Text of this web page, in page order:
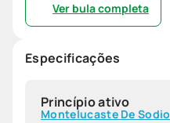
Ver bula completa
Especificações
Princípio ativo
Montelucaste De Sodio